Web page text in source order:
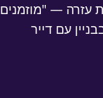
עזרה — "מוזמנים
עם דייר